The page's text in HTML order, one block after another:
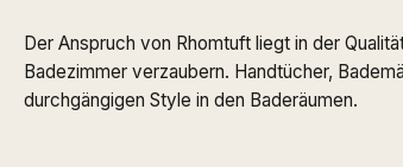
Der Anspruch von Rhomtuft liegt in der
Badezimmer verzaubern. Handtücher,
durchgängigen Style in den Baderäumen.